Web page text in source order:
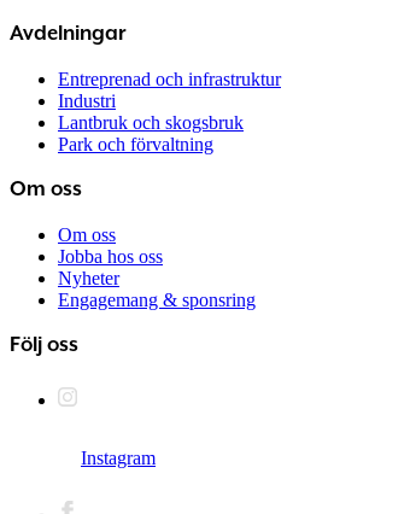
Avdelningar
Entreprenad och infrastruktur
Industri
Lantbruk och skogsbruk
Park och förvaltning
Om oss
Om oss
Jobba hos oss
Nyheter
Engagemang & sponsring
Följ oss
Instagram